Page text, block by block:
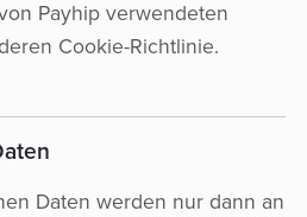
Payhip verwendeten
Cookie-Richtlinie.
Daten werden nur dann an